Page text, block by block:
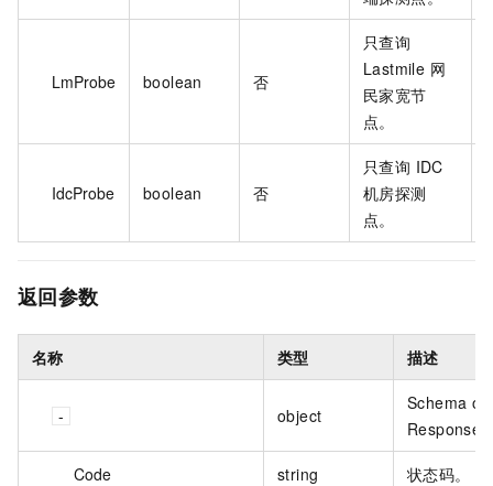
LmProbe boolean 否
只查询
Lastmile 网
民家宽节
点。
IdcProbe boolean 否
只查询 IDC
机房探测
点。
返回参数
名称 类型 描述
object
Schema of
Response
Code string 状态码。